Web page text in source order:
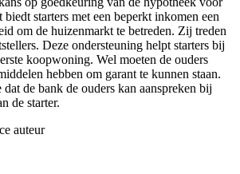
starters met een beperkt inkomen een
om de huizenmarkt te betreden. Zij treden
Deze ondersteuning helpt starters bij
koopwoning. Wel moeten de ouders
hebben om garant te kunnen staan.
de bank de ouders kan aanspreken bij
de starter.
auteur